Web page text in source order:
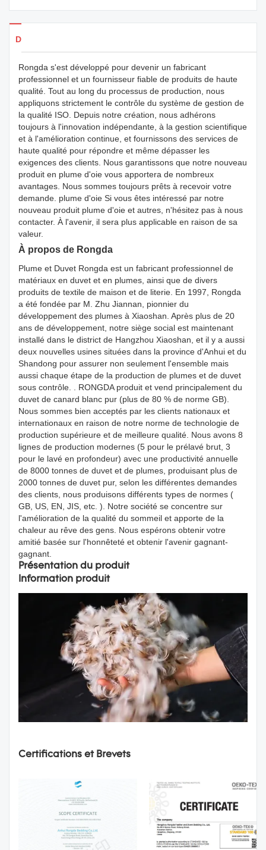
Détails des produits
Rongda s'est développé pour devenir un fabricant
professionnel et un fournisseur fiable de produits de haute
qualité. Tout au long du processus de production, nous
appliquons strictement le contrôle du système de gestion de
la qualité ISO. Depuis notre création, nous adhérons
toujours à l'innovation indépendante, à la gestion scientifique
et à l'amélioration continue, et fournissons des services de
haute qualité pour répondre et même dépasser les
exigences des clients. Nous garantissons que notre nouveau
produit en plume d'oie vous apportera de nombreux
avantages. Nous sommes toujours prêts à recevoir votre
demande. plume d'oie Si vous êtes intéressé par notre
nouveau produit plume d'oie et autres, n'hésitez pas à nous
contacter. À l'avenir, il sera plus applicable en raison de sa
valeur.
À propos de Rongda
Plume et Duvet Rongda est un fabricant professionnel de
matériaux en duvet et en plumes, ainsi que de divers
produits de textile de maison et de literie. En 1997, Rongda
a été fondée par M. Zhu Jiannan, pionnier du
développement des plumes à Xiaoshan. Après plus de 20
ans de développement, notre siège social est maintenant
installé dans le district de Hangzhou Xiaoshan, et il y a aussi
deux nouvelles usines situées dans la province d'Anhui et du
Shandong pour assurer non seulement l'ensemble mais
aussi chaque étape de la production de plumes et de duvet
sous contrôle. . RONGDA produit et vend principalement du
duvet de canard blanc pur (plus de 80 % de norme GB).
Nous sommes bien acceptés par les clients nationaux et
internationaux en raison de notre norme de technologie de
production supérieure et de meilleure qualité. Nous avons 8
lignes de production modernes (5 pour le prélavé brut, 3
pour le lavé en profondeur) avec une productivité annuelle
de 8000 tonnes de duvet et de plumes, produisant plus de
2000 tonnes de duvet pur, selon les différentes demandes
des clients, nous produisons différents types de normes (
GB, US, EN, JIS, etc. ). Notre société se concentre sur
l'amélioration de la qualité du sommeil et apporte de la
chaleur au rêve des gens. Nous espérons obtenir votre
amitié basée sur l'honnêteté et obtenir l'avenir gagnant-
gagnant.
Présentation du produit
Information produit
Certifications et Brevets